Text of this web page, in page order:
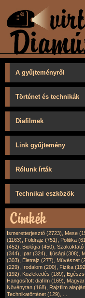
A gyűjteményről
Történet és technikák
Diafilmek
Link gyűjtemény
Rólunk írták
Technikai eszközök
Ismeretterjesztő (2723), Mese
(1163), Földrajz (751), Politika
(452), Biológia (450), Szakoktató
(344), Ipar (324), Ifjúsági (308),
(303), Életrajz (277), Művészet
(229), Irodalom (200), Fizika
(192), Közlekedés (189),
Hangosított diafilm (169),
Növénytan (168), Rajzfilm
Technikatörténet (129),